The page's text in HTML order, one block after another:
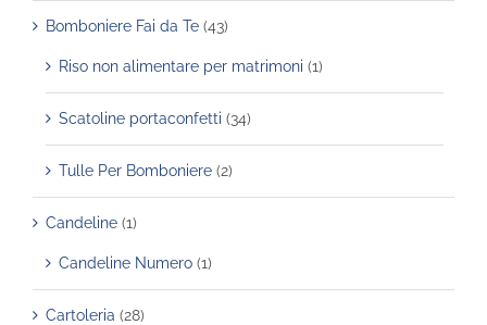
Bomboniere Fai da Te (43)
Riso non alimentare per matrimoni (1)
Scatoline portaconfetti (34)
Tulle Per Bomboniere (2)
Candeline (1)
Candeline Numero (1)
Cartoleria (28)